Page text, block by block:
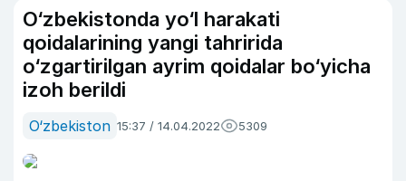
O‘zbekistonda yo‘l harakati
qoidalarining yangi tahririda
o‘zgartirilgan ayrim qoidalar bo‘yicha
izoh berildi
O‘zbekiston 15:37 / 14.04.2022 5309